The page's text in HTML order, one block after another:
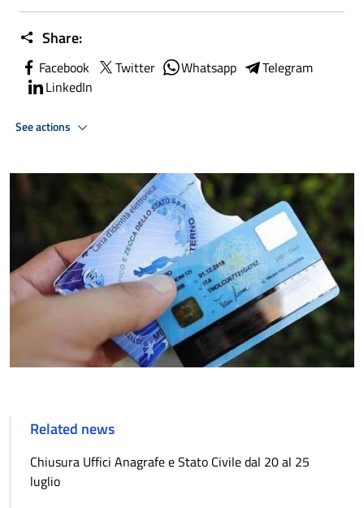
Share:
Facebook Twitter Whatsapp
Telegram
LinkedIn
See actions
Related news
Chiusura Uffici Anagrafe e Stato Civile dal 20 al 25
luglio